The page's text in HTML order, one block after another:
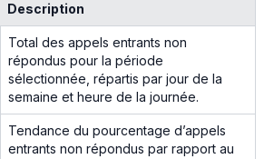
Description
Total des appels entrants non
répondus pour la période
sélectionnée, répartis par jour de la
semaine et heure de la journée.
Tendance du pourcentage d’appels
entrants non répondus par rapport au